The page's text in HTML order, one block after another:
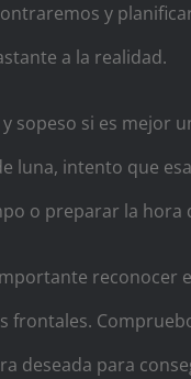
y
a la realidad.
sopeso si es mejor
luna, intento que
o preparar la hora
reconocer
frontales.
deseada para